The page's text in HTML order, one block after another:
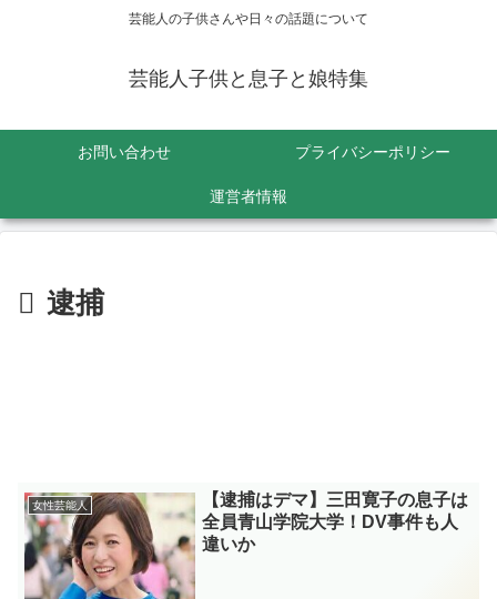
芸能人の子供さんや日々の話題について
芸能人子供と息子と娘特集
お問い合わせ プライバシーポリシー
運営者情報
逮捕
女性芸能人
【逮捕はデマ】三田寛子の息子は
全員青山学院大学！DV事件も人
違いか